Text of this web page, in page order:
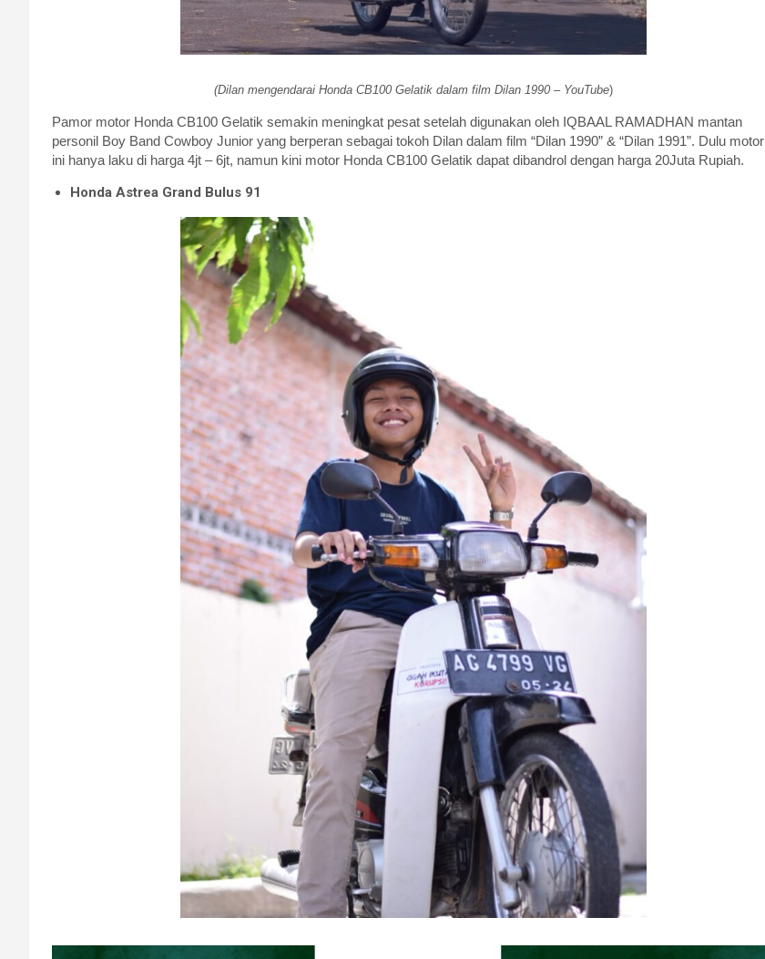
(Dilan mengendarai Honda CB100 Gelatik dalam film Dilan 1990 – YouTube)
Pamor motor Honda CB100 Gelatik semakin meningkat pesat setelah digunakan oleh IQBAAL RAMADHAN mantan
personil Boy Band Cowboy Junior yang berperan sebagai tokoh Dilan dalam film “Dilan 1990” & “Dilan 1991”. Dulu motor
ini hanya laku di harga 4jt – 6jt, namun kini motor Honda CB100 Gelatik dapat dibandrol dengan harga 20Juta Rupiah.
Honda Astrea Grand Bulus 91